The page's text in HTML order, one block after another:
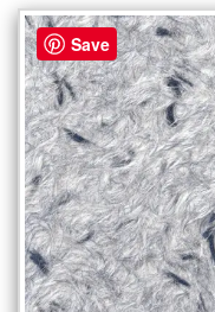
Save